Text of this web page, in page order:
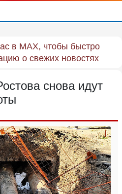
в MAX, чтобы быстро
о свежих новостях
снова идут